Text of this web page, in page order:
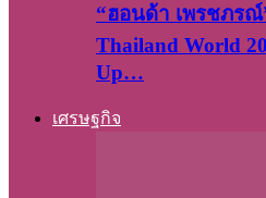
“ฮอนด้า เพรชภรณ์
Thailand World
Up…
เศรษฐกิจ